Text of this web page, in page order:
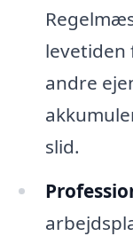
levetiden
andre
slid.